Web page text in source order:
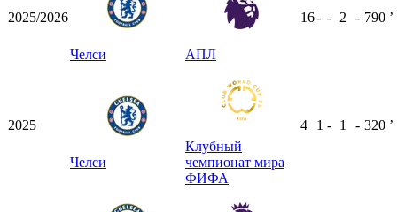
2025/2026
Челси АПЛ
16- - 2 - 790 ʼ
2025
Челси
Клубный
чемпионат мира
ФИФА
4 1 - 1 - 320 ʼ